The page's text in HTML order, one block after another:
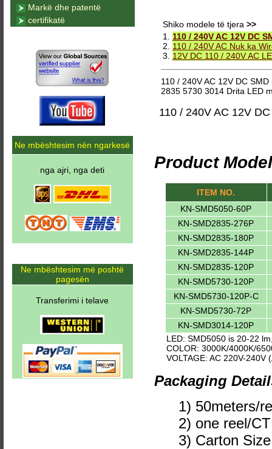
Shiko modele të tjera >>
1. 110 / 240V AC 12V DC
2. 110 / 240V AC Nuk ka
3. 12V DC 110 / 240V AC
110 / 240V AC 12V DC
2835 5730 3014 Drita LED
110 / 240V AC 12V
Product
ITEM NO.
KN-SMD5050-60P
KN-SMD2835-276P
KN-SMD2835-180P
KN-SMD2835-144P
KN-SMD2835-120P
KN-SMD5730-120P
KN-SMD5730-120P-C
KN-SMD5730-72P
KN-SMD3014-120P
LED: SMD5050 is 20-22
COLOR: 3000K/4000K/
VOLTAGE: AC 220V-240V
Packaging
1) 50meters/
2) one reel/
3) Carton
Markë dhe patentë
certifikatë
Ne mbështesim nën ngarkesë
nga ajri, nga deti
Ne mbështesim më poshtë
pagesën
Transferimi i telave